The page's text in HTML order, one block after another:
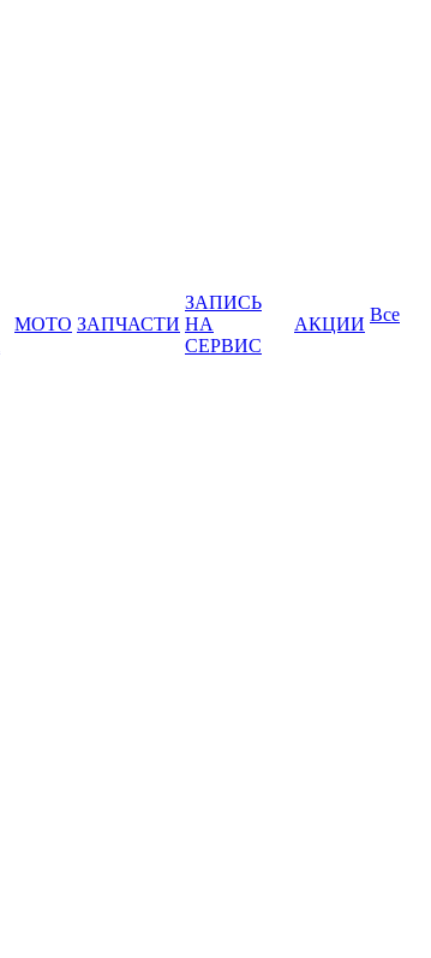
МОТО ЗАПЧАСТИ
ЗАПИСЬ
НА
СЕРВИС
АКЦИИ Все